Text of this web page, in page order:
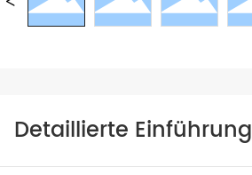
Detaillierte Einführung